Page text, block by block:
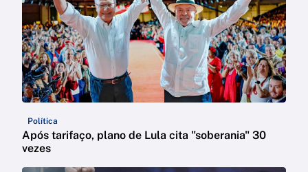
Política
Após tarifaço, plano de Lula cita "soberania" 30
vezes